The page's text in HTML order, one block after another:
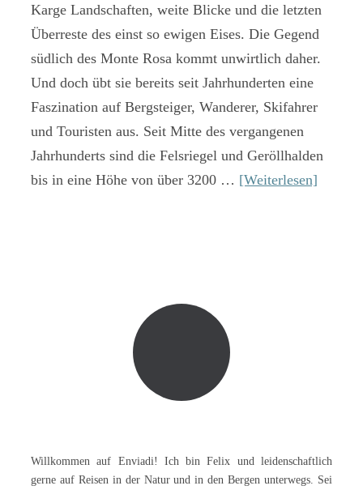
Karge Landschaften, weite Blicke und die letzten
Überreste des einst so ewigen Eises. Die Gegend
südlich des Monte Rosa kommt unwirtlich daher.
Und doch übt sie bereits seit Jahrhunderten eine
Faszination auf Bergsteiger, Wanderer, Skifahrer
und Touristen aus. Seit Mitte des vergangenen
Jahrhunderts sind die Felsriegel und Geröllhalden
bis in eine Höhe von über 3200 … [Weiterlesen]
Willkommen auf Enviadi! Ich bin Felix und leidenschaftlich
gerne auf Reisen in der Natur und in den Bergen unterwegs. Sei